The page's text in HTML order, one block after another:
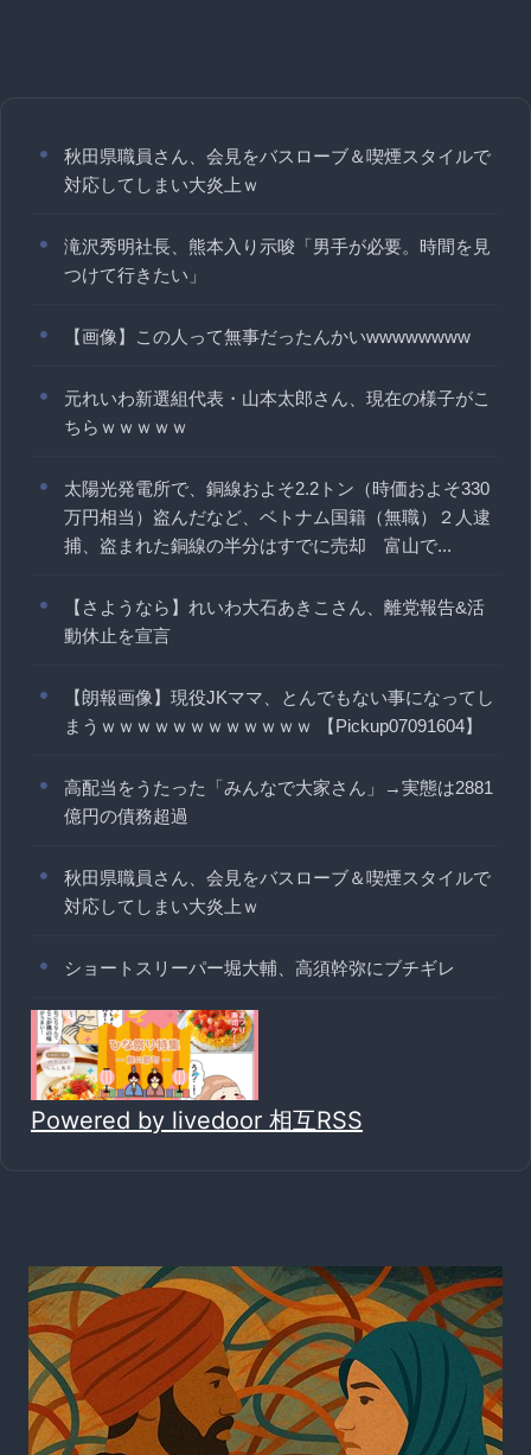
秋田県職員さん、会見をバスローブ＆喫煙スタイルで
対応してしまい大炎上ｗ
滝沢秀明社長、熊本入り示唆「男手が必要。時間を見
つけて行きたい」
【画像】この人って無事だったんかいwwwwwwww
元れいわ新選組代表・山本太郎さん、現在の様子がこ
ちらｗｗｗｗｗ
太陽光発電所で、銅線およそ2.2トン（時価およそ330
万円相当）盗んだなど、ベトナム国籍（無職）２人逮
捕、盗まれた銅線の半分はすでに売却 富山で...
【さようなら】れいわ大石あきこさん、離党報告&活
動休止を宣言
【朗報画像】現役JKママ、とんでもない事になってし
まうｗｗｗｗｗｗｗｗｗｗｗｗ 【Pickup07091604】
高配当をうたった「みんなで大家さん」→実態は2881
億円の債務超過
秋田県職員さん、会見をバスローブ＆喫煙スタイルで
対応してしまい大炎上ｗ
ショートスリーパー堀大輔、高須幹弥にブチギレ
Powered by livedoor 相互RSS